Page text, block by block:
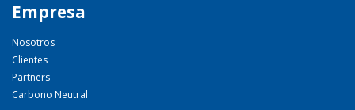
Empresa
Nosotros
Clientes
Partners
Carbono Neutral